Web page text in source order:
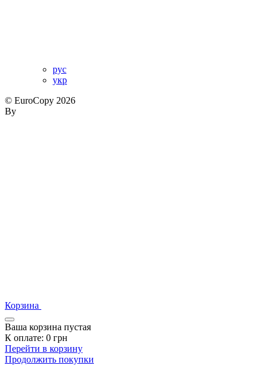
рус
укр
© EuroCopy 2026
By
Корзина
Ваша корзина пустая
К оплате: 0 грн
Перейти в корзину
Продолжить покупки